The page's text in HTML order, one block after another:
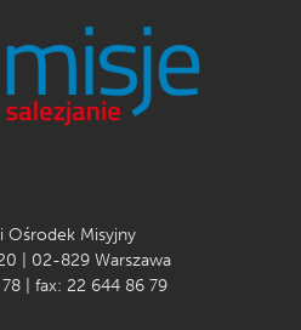
Ośrodek Misyjny
| 02-829 Warszawa
| fax: 22 644 86 79